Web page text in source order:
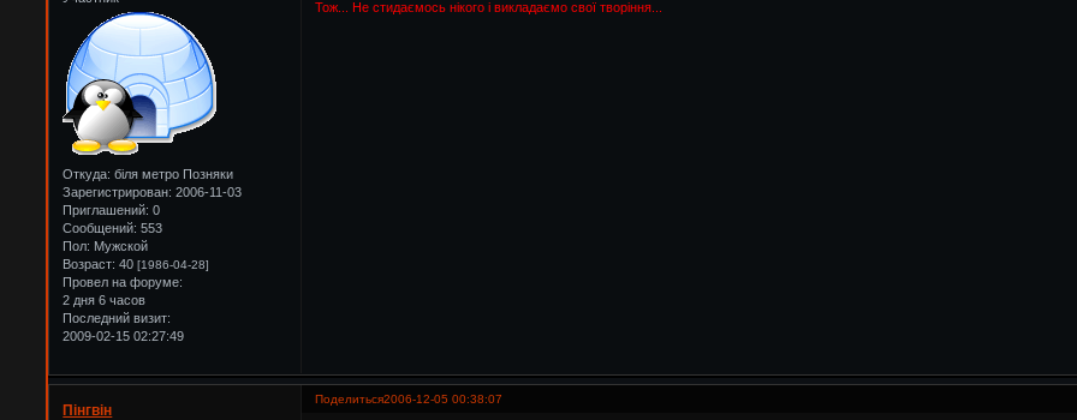
Откуда: біля метро Позняки
Зарегистрирован: 2006-11-03
Приглашений: 0
Сообщений: 553
Пол: Мужской
Возраст: 40[1986-04-28]
Провел на форуме:
2 дня 6 часов
Последний визит:
2009-02-15 02:27:49
Тож... Не стидаємось нікого і викладаємо свої творіння...
Поделиться2006-12-05 00:38:07
Пінгвін